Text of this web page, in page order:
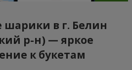
в г. Белин
р-н) — яркое
к букетам